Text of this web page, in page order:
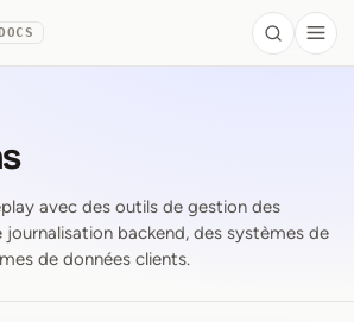
Search
avec des outils de gestion des
journalisation backend, des systèmes de
de données clients.